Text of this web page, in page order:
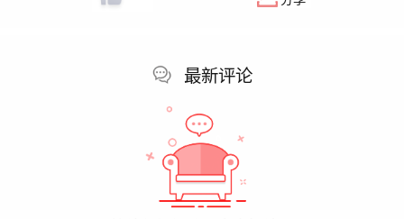
最新评论